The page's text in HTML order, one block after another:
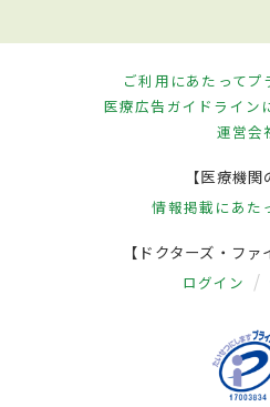
ご利用にあたってプ
医療広告ガイドライン
運営会
【医療機関
情報掲載にあた
【ドクターズ・ファ
ログイン